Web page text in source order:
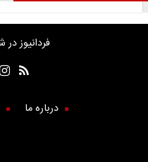
فردانیوز در
درباره ما